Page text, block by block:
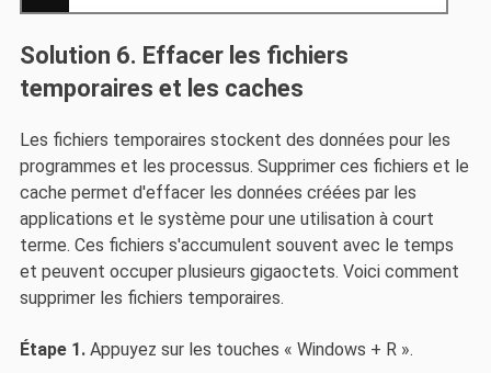
Solution 6. Effacer les fichiers
temporaires et les caches
Les fichiers temporaires stockent des données pour les
programmes et les processus. Supprimer ces fichiers et le
cache permet d'effacer les données créées par les
applications et le système pour une utilisation à court
terme. Ces fichiers s'accumulent souvent avec le temps
et peuvent occuper plusieurs gigaoctets. Voici comment
supprimer les fichiers temporaires.
Étape 1.Appuyez sur les touches « Windows + R ».